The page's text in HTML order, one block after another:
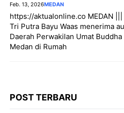
Feb. 13, 2026MEDAN
https://aktualonline.co MEDAN |||
Tri Putra Bayu Waas menerima
Daerah Perwakilan Umat
Medan di Rumah
POST TERBARU